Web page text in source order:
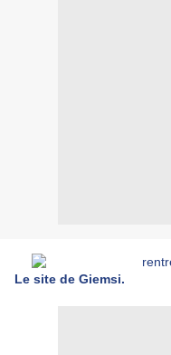
Le site de Giemsi.